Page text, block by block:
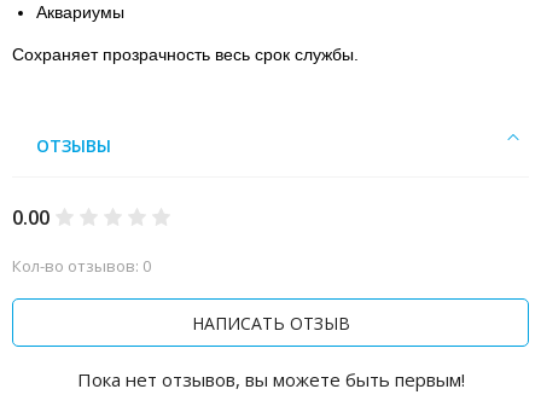
Аквариумы
Сохраняет прозрачность весь срок службы.
ОТЗЫВЫ
0.00
Кол-во отзывов: 0
НАПИСАТЬ ОТЗЫВ
Пока нет отзывов, вы можете быть первым!